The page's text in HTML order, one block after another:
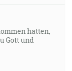
hatten,
Gott und